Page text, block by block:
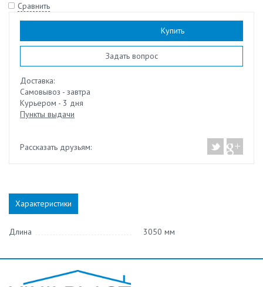
Сравнить
Купить
Задать вопрос
Доставка:
Самовывоз - завтра
Курьером - 3 дня
Пункты выдачи
Рассказать друзьям:
Характеристики
Длина 3050 мм